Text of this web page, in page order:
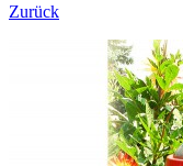
Zurück